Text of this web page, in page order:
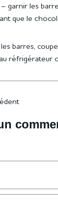
– garnir les
que le
barres,
réfrigérateur